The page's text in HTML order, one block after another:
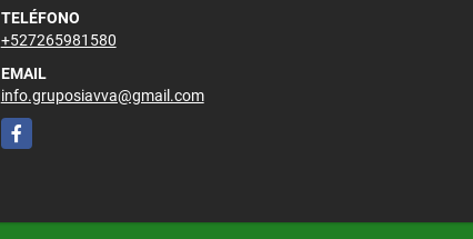
TELÉFONO
+527265981580
EMAIL
info.gruposiavva@gmail.com
Facebook